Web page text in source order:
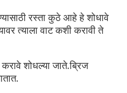
रस्ता कुठे आहे हे शोधावे
त्याला वाट कशी करावी ते
शोधल्या जाते.ब्रिज